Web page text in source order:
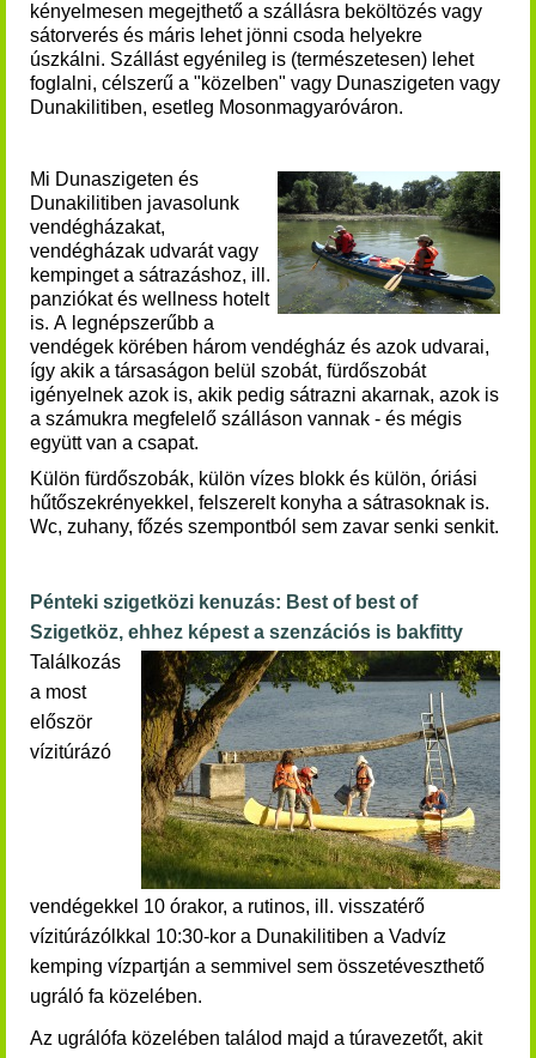
kényelmesen megejthető a szállásra beköltözés vagy
sátorverés és máris lehet jönni csoda helyekre
úszkálni. Szállást egyénileg is (természetesen) lehet
foglalni, célszerű a "közelben" vagy Dunaszigeten vagy
Dunakilitiben, esetleg Mosonmagyaróváron.
Mi Dunaszigeten és
Dunakilitiben javasolunk
vendégházakat,
vendégházak udvarát vagy
kempinget a sátrazáshoz, ill.
panziókat és wellness hotelt
is. A legnépszerűbb a
vendégek körében három vendégház és azok udvarai,
így akik a társaságon belül szobát, fürdőszobát
igényelnek azok is, akik pedig sátrazni akarnak, azok is
a számukra megfelelő szálláson vannak - és mégis
együtt van a csapat.
Külön fürdőszobák, külön vízes blokk és külön, óriási
hűtőszekrényekkel, felszerelt konyha a sátrasoknak is.
Wc, zuhany, főzés szempontból sem zavar senki senkit.
Pénteki szigetközi kenuzás: Best of best of
Szigetköz, ehhez képest a szenzációs is bakfitty
Találkozás
a most
először
vízitúrázó
vendégekkel 10 órakor, a rutinos, ill. visszatérő
vízitúrázólkkal 10:30-kor a Dunakilitiben a Vadvíz
kemping vízpartján a semmivel sem összetéveszthető
ugráló fa közelében.
Az ugrálófa közelében találod majd a túravezetőt, akit